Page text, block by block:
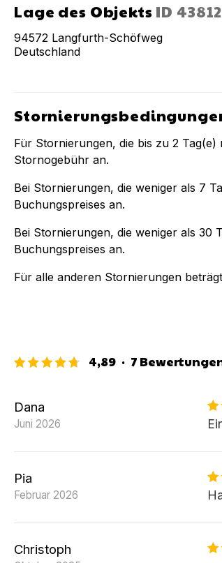
Lage des Objekts ID 43812
94572 Langfurth-Schöfweg
Deutschland
Für Stornierungen, die bis zu 2 Tag(e)
Stornogebühr an.
Bei Stornierungen, die weniger als 7
Buchungspreises an.
Bei Stornierungen, die weniger als 30
Buchungspreises an.
Für alle anderen Stornierungen
4,89 · 7
Dana
Juni 2026
Pia
Februar 2026
Christoph